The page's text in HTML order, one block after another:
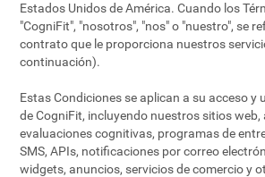
Estados Unidos de América. Cuando los
"CogniFit", "nosotros", "nos" o "nuestro", se
contrato que le proporciona nuestros
continuación).
Estas Condiciones se aplican a su acceso y
de CogniFit, incluyendo nuestros sitios web,
evaluaciones cognitivas, programas de
SMS, APIs, notificaciones por correo
widgets, anuncios, servicios de comercio y